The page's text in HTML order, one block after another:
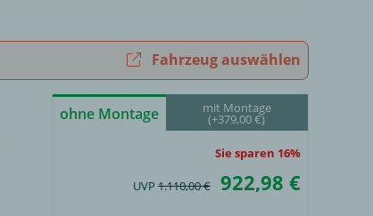
Fahrzeug auswählen
ohne Montage mit Montage
(+379,00 €)
Sie sparen 16%
UVP 1.110,00 € 922,98 €